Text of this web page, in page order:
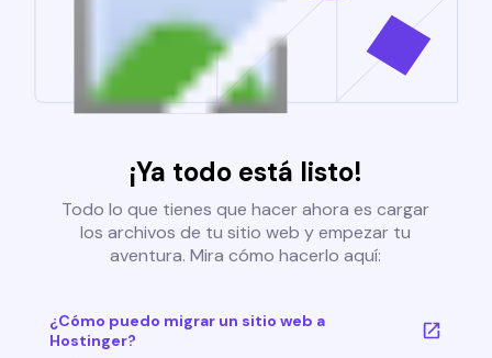
¡Ya todo está listo!
Todo lo que tienes que hacer ahora es cargar
los archivos de tu sitio web y empezar tu
aventura. Mira cómo hacerlo aquí:
¿Cómo puedo migrar un sitio web a
Hostinger?